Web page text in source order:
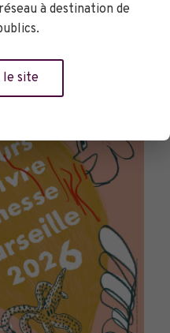
à destination de
le site